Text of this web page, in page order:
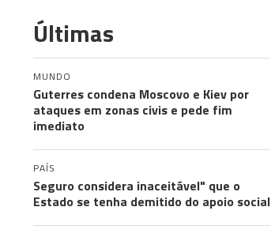
Últimas
MUNDO
Guterres condena Moscovo e Kiev por
ataques em zonas civis e pede fim
imediato
PAÍS
Seguro considera inaceitável" que o
Estado se tenha demitido do apoio social